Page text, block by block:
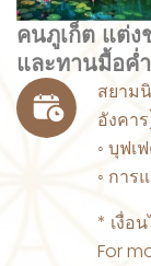
คนภูเก็ต แต่
และทานมื้อค่
สยาม
อังคา
◦ บุฟเ
◦ การ
* เงื่อ
For